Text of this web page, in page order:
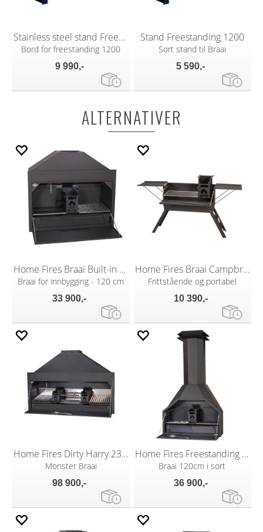
Stainless steel stand Freestanding 1200
Bord for freestanding 1200
9 990,-
Stand Freestanding 1200
Sort stand til Braai
5 590,-
ALTERNATIVER
Home Fires Braai Built-in 1200
Braai for innbygging - 120 cm
33 900,-
Home Fires Braai Campbraai
Frittstående og portabel
10 390,-
Home Fires Dirty Harry 2300
Monster Braai
98 900,-
Home Fires Freestanding Braai 1200 Black
Braai 120cm i sort
36 900,-